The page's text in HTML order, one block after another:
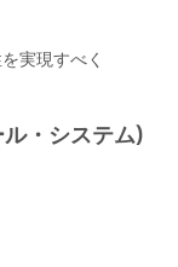
実現すべく
・システム)